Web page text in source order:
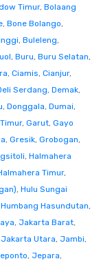
Timur, Bolaang
, Bone Bolango,
, Buleleng,
, Buru, Buru Selatan,
, Ciamis, Cianjur,
Serdang, Demak,
, Donggala, Dumai,
, Garut, Gayo
, Gresik, Grobogan,
, Halmahera
Timur,
, Hulu Sungai
Humbang Hasundutan,
, Jakarta Barat,
Jakarta Utara, Jambi,
, Jepara,